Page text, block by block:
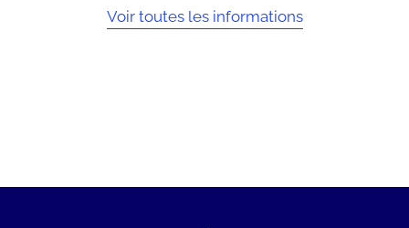
Voir toutes les informations